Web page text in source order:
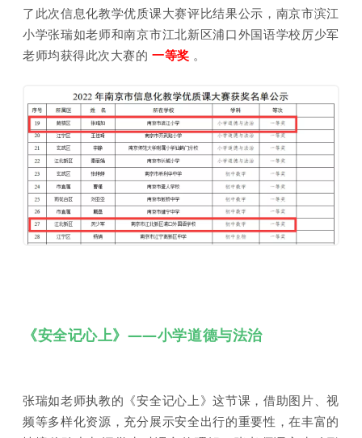
育
了此次信息化教学优质课大赛评比结果公示，南京市滨江
小学张瑞如老师和南京市江北新区浦口外国语学校厉少军
老师均获得此次大赛的 一等奖 。
《安全记心上》——小学道德与法治
张瑞如老师执教的《安全记心上》这节课，借助图片、视
频等多样化资源，充分展示安全出行的重要性，在丰富的